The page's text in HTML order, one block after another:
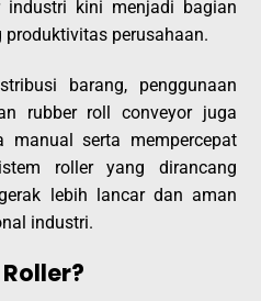
industri kini menjadi bagian
perusahaan.
barang, penggunaan
rubber roll conveyor juga
manual serta mempercepat
roller yang dirancang
lebih lancar dan aman
industri.